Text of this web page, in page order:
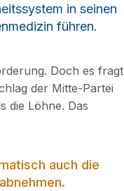
in seinen
führen.
Doch es fragt
der Mitte-Partei
die Löhne. Das
auch die